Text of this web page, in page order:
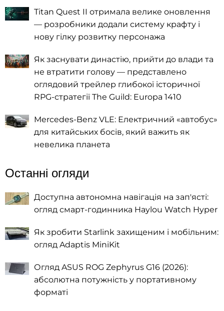
Titan Quest II отримала велике оновлення
— розробники додали систему крафту і
нову гілку розвитку персонажа
Як заснувати династію, прийти до влади та
не втратити голову — представлено
оглядовий трейлер глибокої історичної
RPG-стратегії The Guild: Europa 1410
Mercedes-Benz VLE: Електричний «автобус»
для китайських босів, який важить як
невелика планета
Останні огляди
Доступна автономна навігація на зап'ясті:
огляд смарт-годинника Haylou Watch Hyper
Як зробити Starlink захищеним і мобільним:
огляд Adaptis MiniKit
Огляд ASUS ROG Zephyrus G16 (2026):
абсолютна потужність у портативному
форматі